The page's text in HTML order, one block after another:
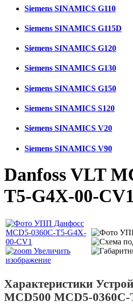
Siemens SINAMICS G110
Siemens SINAMICS G115D
Siemens SINAMICS G120
Siemens SINAMICS G130
Siemens SINAMICS G150
Siemens SINAMICS S120
Siemens SINAMICS V20
Siemens SINAMICS V90
Danfoss VLT
T5-G4X-00-
Увеличить
изображение
Характеристики
MCD500 MCD5-